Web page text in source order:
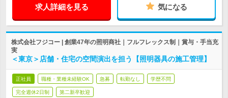
求人詳細を見る 気になる
株式会社フジコー | 創業47年の照明商社｜フルフレックス制｜賞与・手当充
実
＜東京＞店舗・住宅の空間演出を担う【照明器具の施工管理】
正社員 職種・業種未経験OK 急募 転勤なし 学歴不問
完全週休2日制 第二新卒歓迎